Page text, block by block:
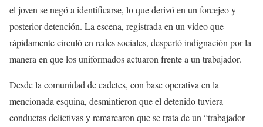
el joven se negó a identificarse, lo que derivó en un forcejeo y
posterior detención. La escena, registrada en un video que
rápidamente circuló en redes sociales, despertó indignación por la
manera en que los uniformados actuaron frente a un trabajador.
Desde la comunidad de cadetes, con base operativa en la
mencionada esquina, desmintieron que el detenido tuviera
conductas delictivas y remarcaron que se trata de un “trabajador